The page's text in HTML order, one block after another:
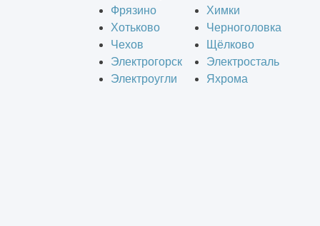
Фрязино
Химки
Хотьково
Черноголовка
Чехов
Щёлково
Электрогорск
Электросталь
Электроугли
Яхрома